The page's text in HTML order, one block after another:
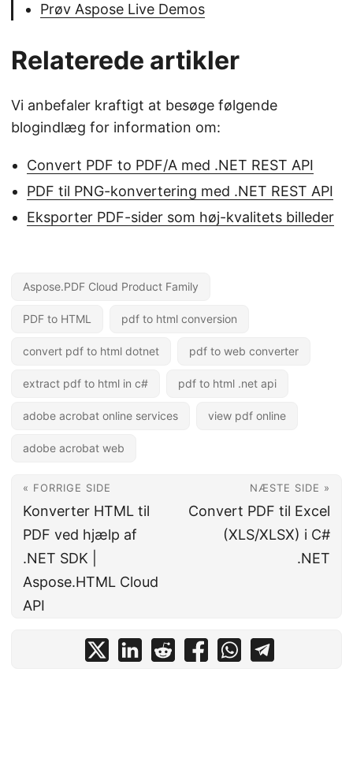
Prøv Aspose Live Demos
Relaterede artikler
Vi anbefaler kraftigt at besøge følgende
blogindlæg for information om:
Convert PDF to PDF/A med .NET REST API
PDF til PNG-konvertering med .NET REST API
Eksporter PDF-sider som høj-kvalitets billeder
Aspose.PDF Cloud Product Family
PDF to HTML pdf to html conversion
convert pdf to html dotnet pdf to web converter
extract pdf to html in c# pdf to html .net api
adobe acrobat online services view pdf online
adobe acrobat web
« FORRIGE SIDE
Konverter HTML til
PDF ved hjælp af
.NET SDK |
Aspose.HTML Cloud
API
NÆSTE SIDE »
Convert PDF til Excel
(XLS/XLSX) i C#
.NET